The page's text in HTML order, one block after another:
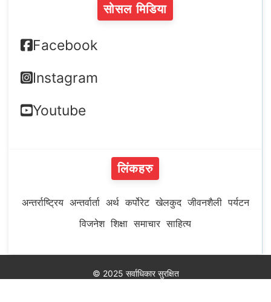
सोसल मिडिया
Facebook
Instagram
Youtube
लिंकहरु
अन्तर्राष्ट्रिय अन्तर्वार्ता अर्थ कर्पोरेट खेलकुद जीवनशैली पर्यटन
विजनेश शिक्षा समाचार साहित्य
© 2025 सर्वाधिकार सुरक्षित